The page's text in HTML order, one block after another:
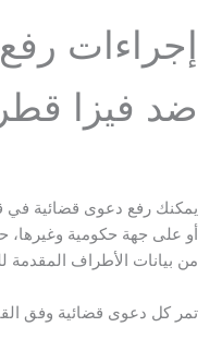
إجراءات
ضد فيزا قطر
يمكنك رفع دعوى قضائية
أو على جهة حكومية وغيرها،
من بيانات الأطراف المقدمة
تمر كل دعوى قضائية وفق